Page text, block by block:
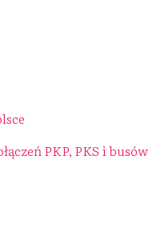
PKP, PKS i busów